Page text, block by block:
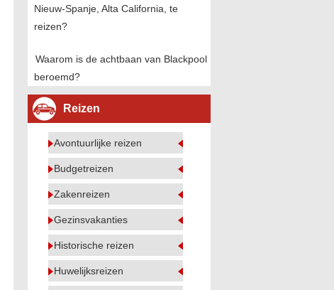
Nieuw-Spanje, Alta California, te
reizen?
Waarom is de achtbaan van Blackpool
beroemd?
Reizen
Avontuurlijke reizen
Budgetreizen
Zakenreizen
Gezinsvakanties
Historische reizen
Huwelijksreizen